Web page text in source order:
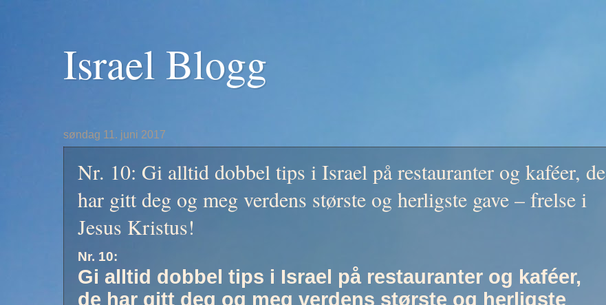
Israel Blogg
søndag 11. juni 2017
Nr. 10: Gi alltid dobbel tips i Israel på restauranter og kaféer, de
har gitt deg og meg verdens største og herligste gave – frelse i
Jesus Kristus!
Nr. 10:
Gi alltid dobbel tips i Israel på restauranter og kaféer,
de har gitt deg og meg verdens største og herligste